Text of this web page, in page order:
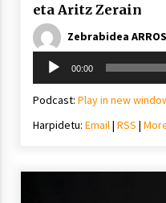
Hala
eta Aritz Zerain
Zebrabidea
Soinu
erreproduzigailua
00:00
Podcast: Play in new
Harpidetu: Email| RSS |